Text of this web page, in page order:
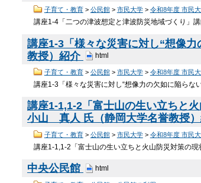
子育て・教育> 公民館> 市民大学> 令和8年度 市民
講座1-4「二つの津波想定と津波防災地域づくり
講座1-3「様々な災害に対し“想像
教授）紹介
html
子育て・教育> 公民館> 市民大学> 令和8年度 市民
講座1-3「様々な災害に対し“想像力の欠如に陥ら
講座1-1,1-2「富士山の生い立ちと
小山 真人 氏（静岡大学名誉教授
子育て・教育> 公民館> 市民大学> 令和8年度 市民
講座1-1,1-2「富士山の生い立ちと火山防災対策の
中央公民館 html